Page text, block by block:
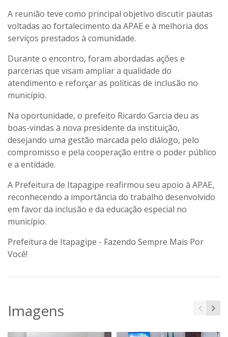
A reunião teve como principal objetivo discutir pautas
voltadas ao fortalecimento da APAE e à melhoria dos
serviços prestados à comunidade.
Durante o encontro, foram abordadas ações e
parcerias que visam ampliar a qualidade do
atendimento e reforçar as políticas de inclusão no
município.
Na oportunidade, o prefeito Ricardo Garcia deu as
boas-vindas à nova presidente da instituição,
desejando uma gestão marcada pelo diálogo, pelo
compromisso e pela cooperação entre o poder público
e a entidade.
A Prefeitura de Itapagipe reafirmou seu apoio à APAE,
reconhecendo a importância do trabalho desenvolvido
em favor da inclusão e da educação especial no
município.
Prefeitura de Itapagipe - Fazendo Sempre Mais Por
Você!
Imagens